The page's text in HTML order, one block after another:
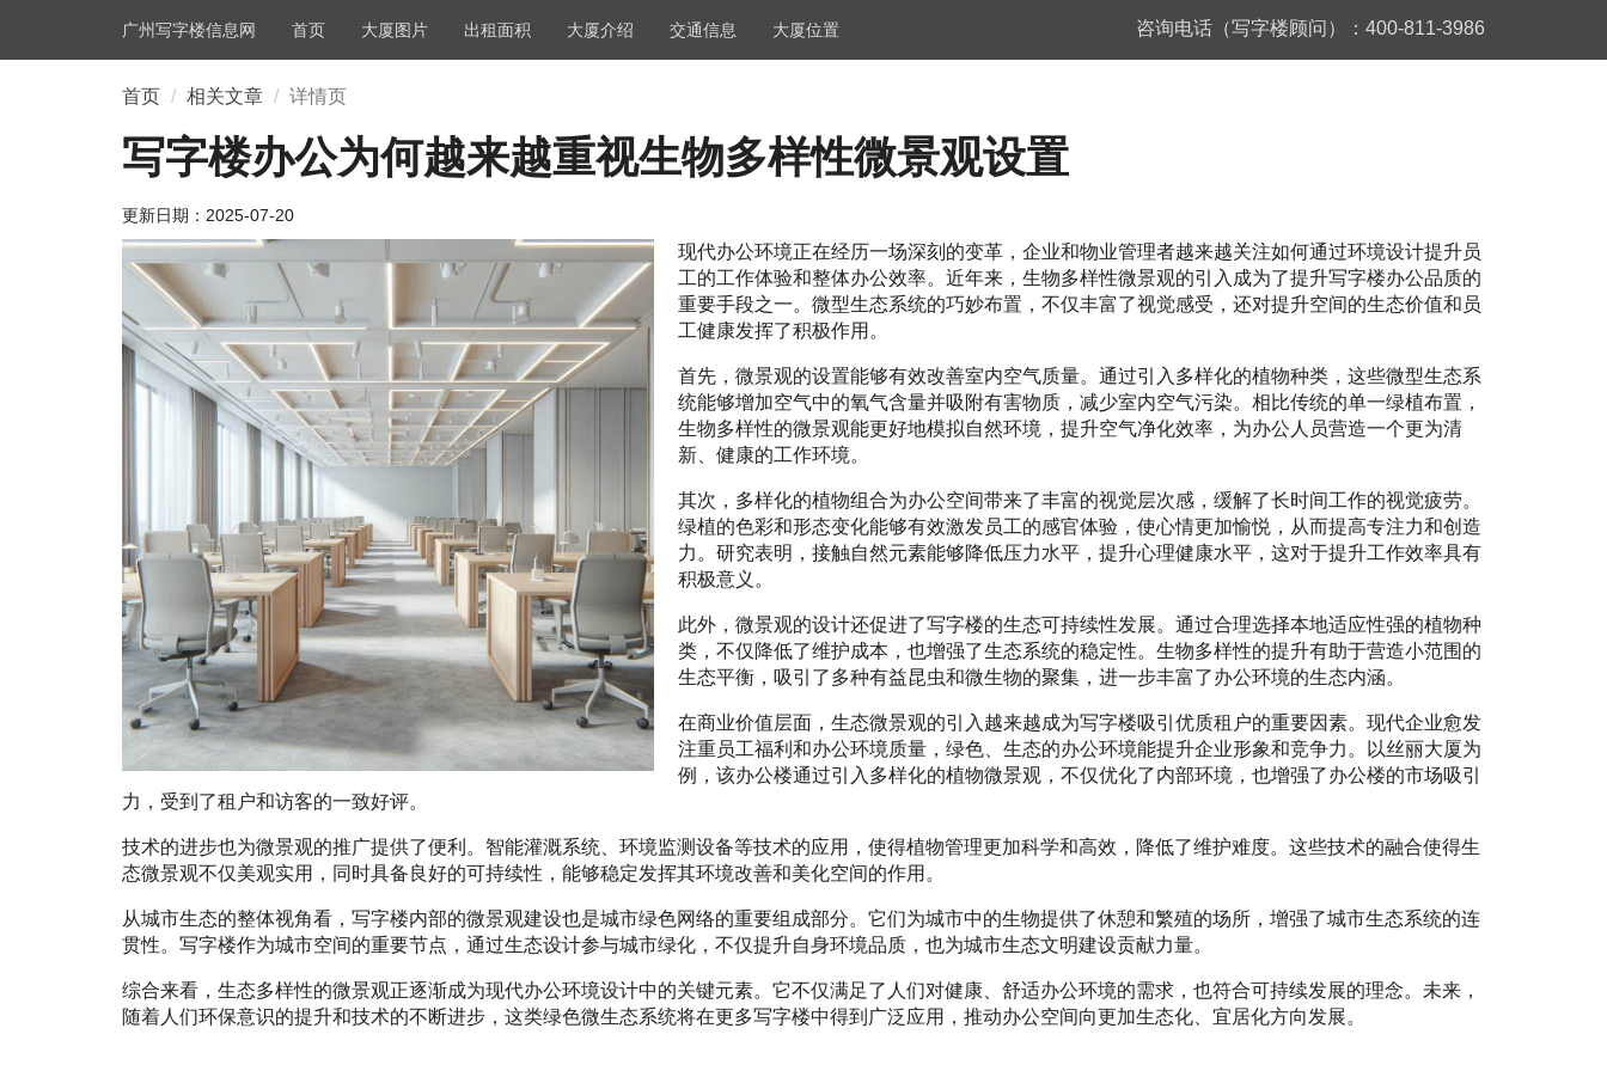
广州写字楼信息网 首页 大厦图片 出租面积 大厦介绍 交通信息 大厦位置 咨询电话（写字楼顾问）：400-811-3986
首页 相关文章 详情页
写字楼办公为何越来越重视生物多样性微景观设置
更新日期： 2025-07-20
现代办公环境正在经历一场深刻的变革，企业和物业管理者越来越关注如何通过环境设计提升员
工的工作体验和整体办公效率。近年来，生物多样性微景观的引入成为了提升写字楼办公品质的
重要手段之一。微型生态系统的巧妙布置，不仅丰富了视觉感受，还对提升空间的生态价值和员
工健康发挥了积极作用。
首先，微景观的设置能够有效改善室内空气质量。通过引入多样化的植物种类，这些微型生态系
统能够增加空气中的氧气含量并吸附有害物质，减少室内空气污染。相比传统的单一绿植布置，
生物多样性的微景观能更好地模拟自然环境，提升空气净化效率，为办公人员营造一个更为清
新、健康的工作环境。
其次，多样化的植物组合为办公空间带来了丰富的视觉层次感，缓解了长时间工作的视觉疲劳。
绿植的色彩和形态变化能够有效激发员工的感官体验，使心情更加愉悦，从而提高专注力和创造
力。研究表明，接触自然元素能够降低压力水平，提升心理健康水平，这对于提升工作效率具有
积极意义。
此外，微景观的设计还促进了写字楼的生态可持续性发展。通过合理选择本地适应性强的植物种
类，不仅降低了维护成本，也增强了生态系统的稳定性。生物多样性的提升有助于营造小范围的
生态平衡，吸引了多种有益昆虫和微生物的聚集，进一步丰富了办公环境的生态内涵。
在商业价值层面，生态微景观的引入越来越成为写字楼吸引优质租户的重要因素。现代企业愈发
注重员工福利和办公环境质量，绿色、生态的办公环境能提升企业形象和竞争力。以丝丽大厦为
例，该办公楼通过引入多样化的植物微景观，不仅优化了内部环境，也增强了办公楼的市场吸引
力，受到了租户和访客的一致好评。
技术的进步也为微景观的推广提供了便利。智能灌溉系统、环境监测设备等技术的应用，使得植物管理更加科学和高效，降低了维护难度。这些技术的融合使得生
态微景观不仅美观实用，同时具备良好的可持续性，能够稳定发挥其环境改善和美化空间的作用。
从城市生态的整体视角看，写字楼内部的微景观建设也是城市绿色网络的重要组成部分。它们为城市中的生物提供了休憩和繁殖的场所，增强了城市生态系统的连
贯性。写字楼作为城市空间的重要节点，通过生态设计参与城市绿化，不仅提升自身环境品质，也为城市生态文明建设贡献力量。
综合来看，生态多样性的微景观正逐渐成为现代办公环境设计中的关键元素。它不仅满足了人们对健康、舒适办公环境的需求，也符合可持续发展的理念。未来，
随着人们环保意识的提升和技术的不断进步，这类绿色微生态系统将在更多写字楼中得到广泛应用，推动办公空间向更加生态化、宜居化方向发展。